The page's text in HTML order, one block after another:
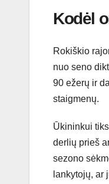
Kodėl
Rokiškio
nuo seno
90 ežerų ir
staigmenų.
Ūkininkui
derlių prieš
sezono
lankytojų, ar